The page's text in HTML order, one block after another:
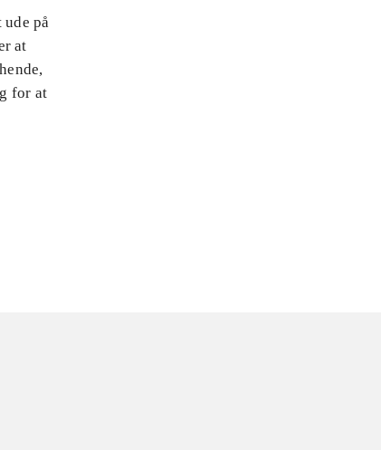
ude på
at
for at